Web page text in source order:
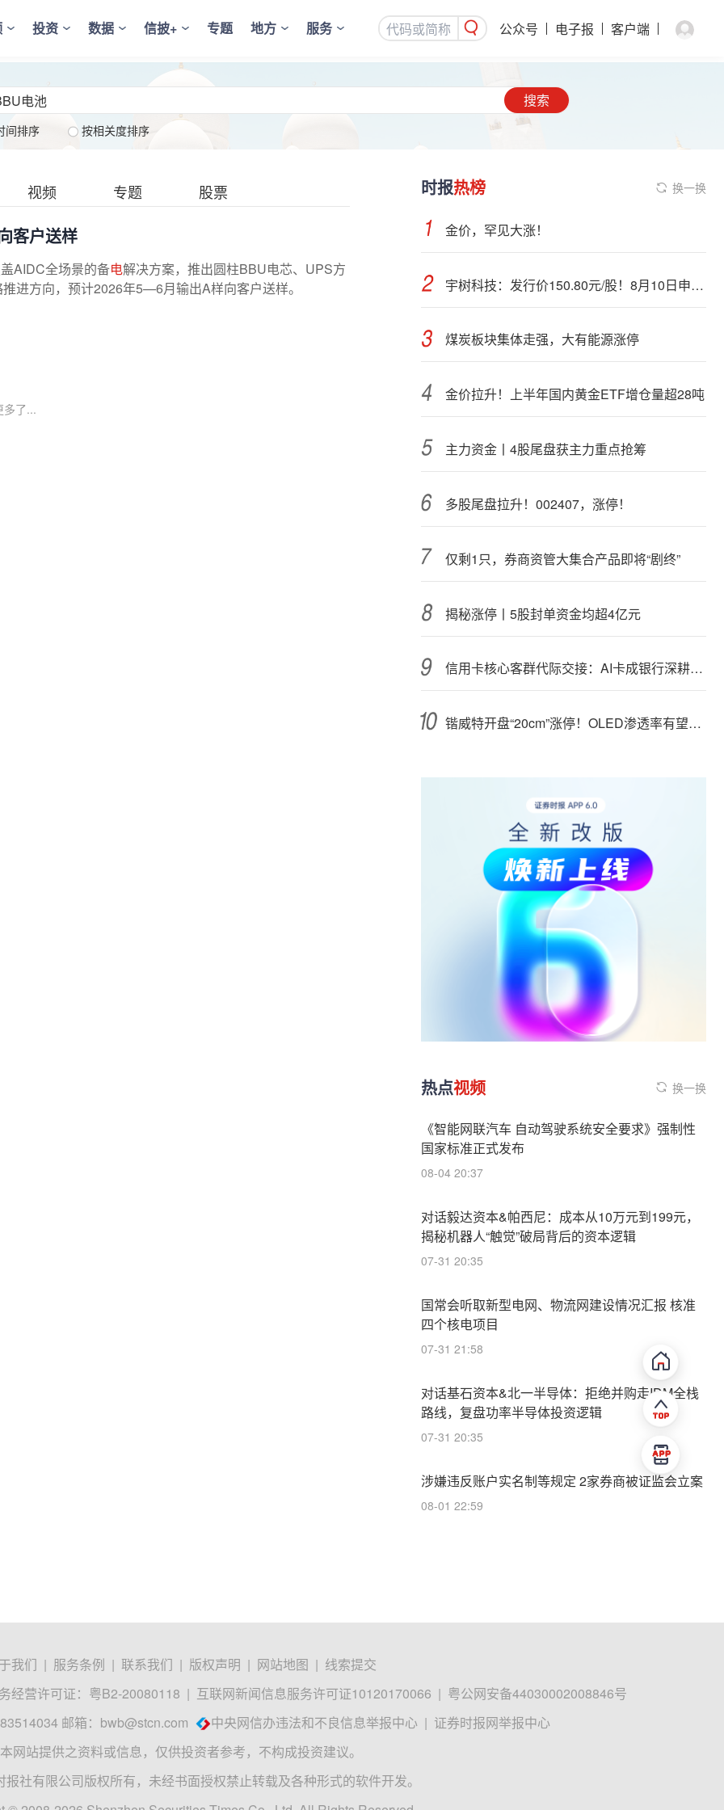
投资 数据 信披+ 专题 地方 服务 公众号 电子报 客户端
搜索
间排序 按相关度排序
视频 专题 股票
客户送样
AIDC全场景的备电解决方案，推出圆柱BBU电芯、UPS方
进方向，预计2026年5—6月输出A样向客户送样。
多了...
时报热榜 换一换
金价，罕见大涨！
宇树科技：发行价150.80元/股！8月10日申购，DeepSeek参与战略配售
煤炭板块集体走强，大有能源涨停
金价拉升！上半年国内黄金ETF增仓量超28吨
主力资金丨4股尾盘获主力重点抢筹
多股尾盘拉升！002407，涨停！
仅剩1只，券商资管大集合产品即将“剧终”
揭秘涨停丨5股封单资金均超4亿元
信用卡核心客群代际交接：AI卡成银行深耕“新世代”首块试验田
锴威特开盘“20cm”涨停！OLED渗透率有望攀升，高成长潜力股揭秘
热点视频 换一换
《智能网联汽车 自动驾驶系统安全要求》强制性
国家标准正式发布
08-04 20:37
对话毅达资本&帕西尼：成本从10万元到199元，
揭秘机器人“触觉”破局背后的资本逻辑
07-31 20:35
国常会听取新型电网、物流网建设情况汇报 核准
四个核电项目
07-31 21:58
对话基石资本&北一半导体：拒绝并购走IDM全栈
路线，复盘功率半导体投资逻辑
07-31 20:35
涉嫌违反账户实名制等规定 2家券商被证监会立案
08-01 22:59
我们 | 服务条例 | 联系我们 | 版权声明 | 网站地图 | 线索提交
经营许可证：粤B2-20080118 | 互联网新闻信息服务许可证10120170066 | 粤公网安备44030002008846号
邮箱： bwb@stcn.com 中央网信办违法和不良信息举报中心 | 证券时报网举报中心
本网站提供之资料或信息，仅供投资者参考，不构成投资建议。
报社有限公司版权所有，未经书面授权禁止转载及各种形式的软件开发。